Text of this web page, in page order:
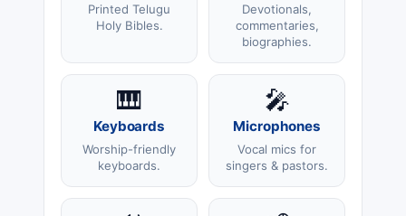
Printed Telugu
Holy Bibles.
Devotionals,
commentaries,
biographies.
🎹
Keyboards
Worship-friendly
keyboards.
🎤
Microphones
Vocal mics for
singers & pastors.